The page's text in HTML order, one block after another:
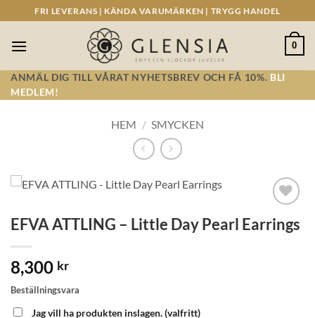
to
content
FRI LEVERANS | KÄNDA VARUMÄRKEN | TRYGG HANDEL
0
ANMÄL DIG TILL VÅRAT NYHETSBREV OCH FÅ 10%. BLI
MEDLEM!
HEM / SMYCKEN
Lägg till i
önskelistan!
EFVA ATTLING – Little Day Pearl Earrings
8,300 kr
Beställningsvara
Jag vill ha produkten inslagen.(valfritt)